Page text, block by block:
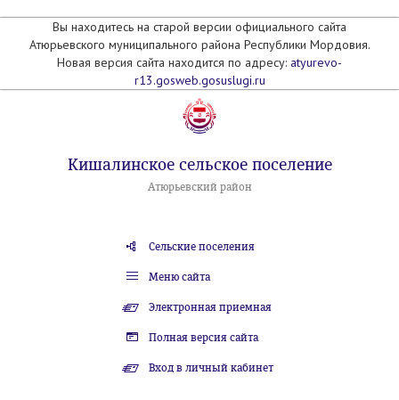
Вы находитесь на старой версии официального сайта
Атюрьевского муниципального района Республики Мордовия.
Новая версия сайта находится по адресу: atyurevo-
r13.gosweb.gosuslugi.ru
Кишалинское сельское поселение
Атюрьевский район
Сельские поселения
Меню сайта
Электронная приемная
Полная версия сайта
Вход в личный кабинет